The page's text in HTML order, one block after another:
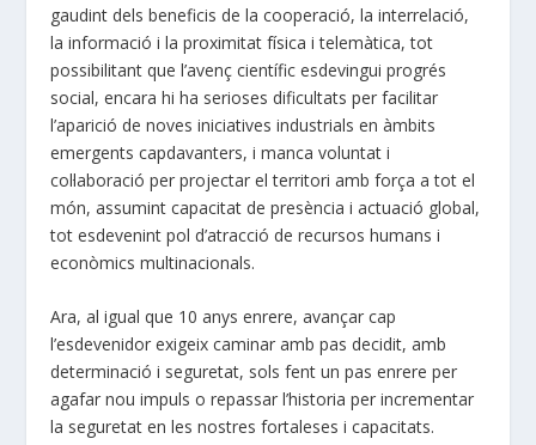
gaudint dels beneficis de la cooperació, la interrelació,
la informació i la proximitat física i telemàtica, tot
possibilitant que l’avenç científic esdevingui progrés
social, encara hi ha serioses dificultats per facilitar
l’aparició de noves iniciatives industrials en àmbits
emergents capdavanters, i manca voluntat i
col·laboració per projectar el territori amb força a tot el
món, assumint capacitat de presència i actuació global,
tot esdevenint pol d’atracció de recursos humans i
econòmics multinacionals.
Ara, al igual que 10 anys enrere, avançar cap
l’esdevenidor exigeix caminar amb pas decidit, amb
determinació i seguretat, sols fent un pas enrere per
agafar nou impuls o repassar l’historia per incrementar
la seguretat en les nostres fortaleses i capacitats.